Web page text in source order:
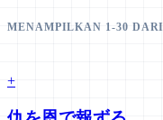
MENAMPILKAN 1-30
+